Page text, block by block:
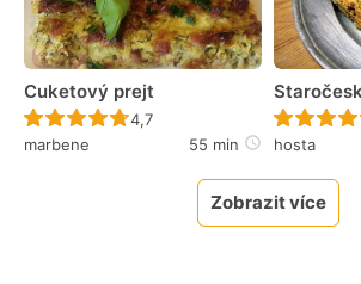
Cuketový prejt
Recept ještě nebyl hodnocen
4,7
marbene
55 min
hosta
Zobrazit více